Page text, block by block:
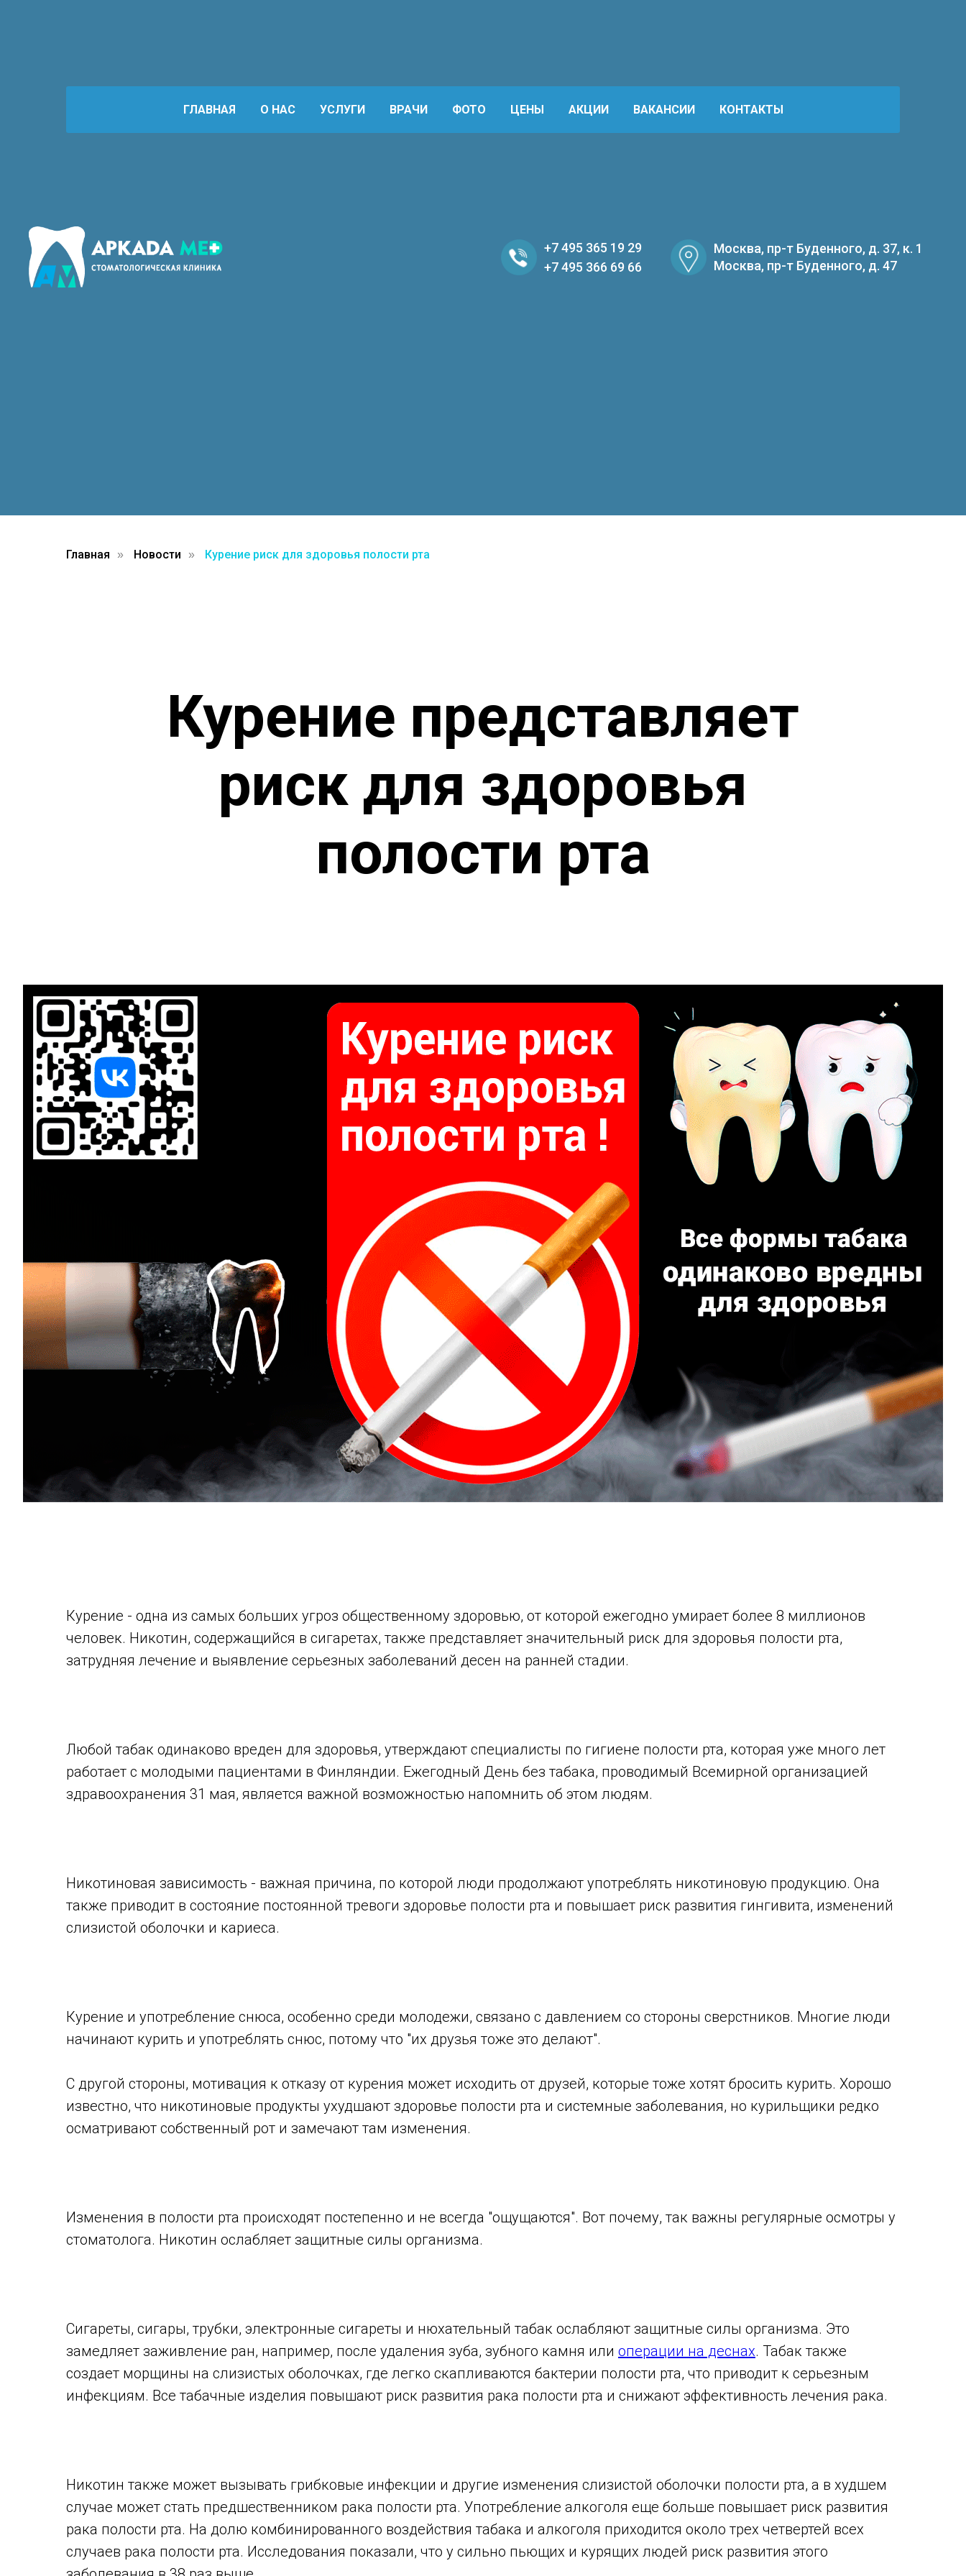
+7 495 365 19 29
+7 495 366 69 66
Москва, пр-т Буденного, д. 37, к. 1
Москва, пр-т Буденного, д. 47
ГЛАВНАЯ О НАС УСЛУГИ ВРАЧИ ФОТО ЦЕНЫ АКЦИИ ВАКАНСИИ КОНТАКТЫ
Главная » Новости » Курение риск для здоровья полости рта
Курение представляет
риск для здоровья
полости рта
Курение - одна из самых больших угроз общественному здоровью, от которой ежегодно умирает более 8 миллионов
человек. Никотин, содержащийся в сигаретах, также представляет значительный риск для здоровья полости рта,
затрудняя лечение и выявление серьезных заболеваний десен на ранней стадии.
Любой табак одинаково вреден для здоровья, утверждают специалисты по гигиене полости рта, которая уже много лет
работает с молодыми пациентами в Финляндии. Ежегодный День без табака, проводимый Всемирной организацией
здравоохранения 31 мая, является важной возможностью напомнить об этом людям.
Никотиновая зависимость - важная причина, по которой люди продолжают употреблять никотиновую продукцию. Она
также приводит в состояние постоянной тревоги здоровье полости рта и повышает риск развития гингивита, изменений
слизистой оболочки и кариеса.
Курение и употребление снюса, особенно среди молодежи, связано с давлением со стороны сверстников. Многие люди
начинают курить и употреблять снюс, потому что "их друзья тоже это делают".
С другой стороны, мотивация к отказу от курения может исходить от друзей, которые тоже хотят бросить курить. Хорошо
известно, что никотиновые продукты ухудшают здоровье полости рта и системные заболевания, но курильщики редко
осматривают собственный рот и замечают там изменения.
Изменения в полости рта происходят постепенно и не всегда "ощущаются". Вот почему, так важны регулярные осмотры у
стоматолога. Никотин ослабляет защитные силы организма.
Сигареты, сигары, трубки, электронные сигареты и нюхательный табак ослабляют защитные силы организма. Это
замедляет заживление ран, например, после удаления зуба, зубного камня или операции на деснах. Табак также
создает морщины на слизистых оболочках, где легко скапливаются бактерии полости рта, что приводит к серьезным
инфекциям. Все табачные изделия повышают риск развития рака полости рта и снижают эффективность лечения рака.
Никотин также может вызывать грибковые инфекции и другие изменения слизистой оболочки полости рта, а в худшем
случае может стать предшественником рака полости рта. Употребление алкоголя еще больше повышает риск развития
рака полости рта. На долю комбинированного воздействия табака и алкоголя приходится около трех четвертей всех
случаев рака полости рта. Исследования показали, что у сильно пьющих и курящих людей риск развития этого